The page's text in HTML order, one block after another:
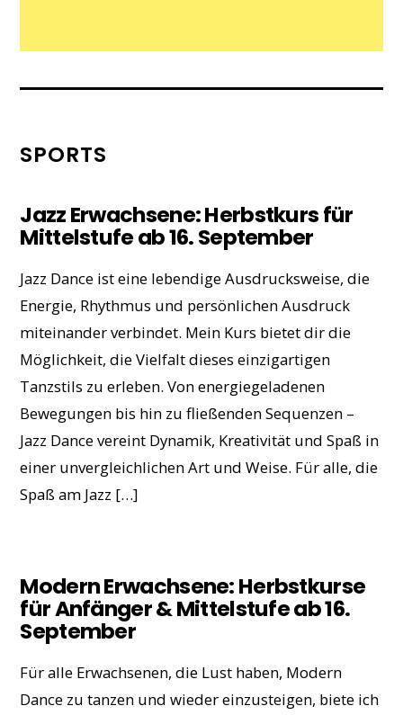
SPORTS
Jazz Erwachsene: Herbstkurs für
Mittelstufe ab 16. September
Jazz Dance ist eine lebendige Ausdrucksweise, die
Energie, Rhythmus und persönlichen Ausdruck
miteinander verbindet. Mein Kurs bietet dir die
Möglichkeit, die Vielfalt dieses einzigartigen
Tanzstils zu erleben. Von energiegeladenen
Bewegungen bis hin zu fließenden Sequenzen –
Jazz Dance vereint Dynamik, Kreativität und Spaß in
einer unvergleichlichen Art und Weise. Für alle, die
Spaß am Jazz […]
Modern Erwachsene: Herbstkurse
für Anfänger & Mittelstufe ab 16.
September
Für alle Erwachsenen, die Lust haben, Modern
Dance zu tanzen und wieder einzusteigen, biete ich